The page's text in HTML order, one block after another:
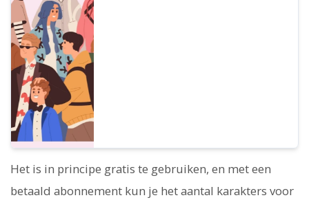
Het is in principe gratis te gebruiken, en met een
betaald abonnement kun je het aantal karakters voor